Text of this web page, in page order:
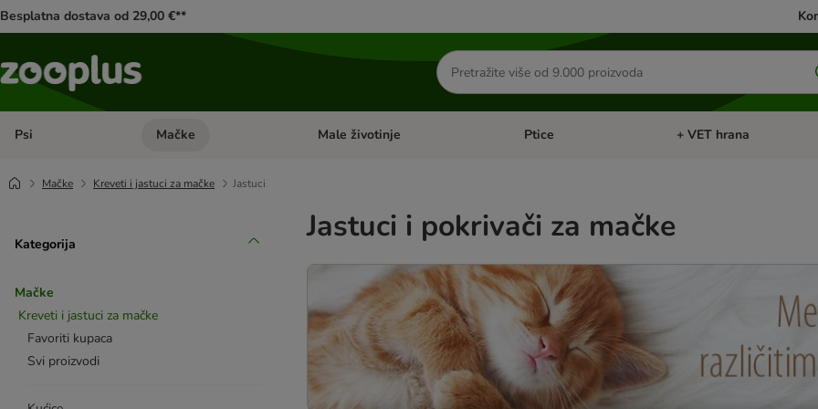
Besplatna dostava od 29,00 €**
Traži
proizvode
Psi Pregled kategorija: Psi
Mačke Pregled kategorija: Mačke
Male životinje Pregled kategorija: Male životinje
Ptice Pregled kategorija: Ptice
+ VET hrana
Mačke Kreveti i jastuci za mačke Jastuci
Kategorija
Mačke
Kreveti i jastuci za mačke
Favoriti kupaca
Svi proizvodi
Jastuci i pokrivači za mačke